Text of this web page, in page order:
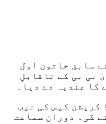
سابق خاتون اول
بی بی کے ناقابلِ
کا عندیہ دے دیا۔
ملین پاؤنڈ کرپشن کیس کی نیب
کی۔ دوران سماعت